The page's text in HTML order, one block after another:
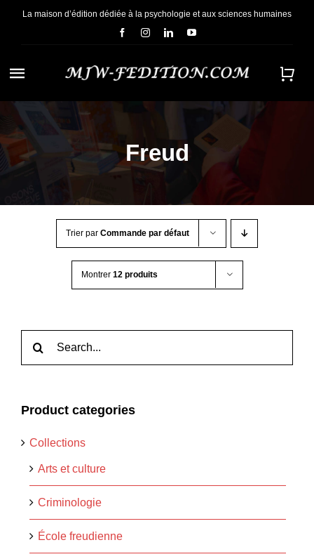
PasserLa maison d’édition dédiée à la psychologie et aux sciences humaines
Navigation
à
bascule
ACCUEIL
NOUS CONNAÎTRE
CONTACT
Freud
Trier par Commande par défaut
Montrer 12 produits
Product categories
Collections
Arts et culture
Criminologie
École freudienne